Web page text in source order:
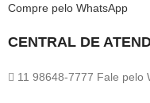
Compre pelo WhatsApp
CENTRAL DE
11 98648-7777 Fale pelo